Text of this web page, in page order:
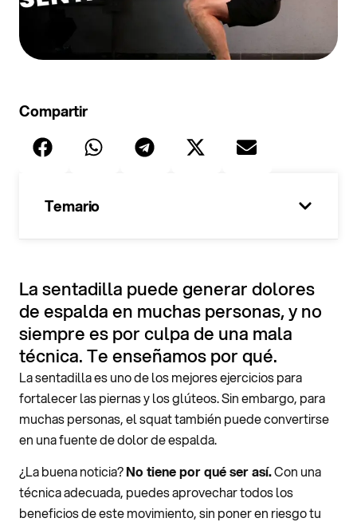
La sentadilla puede generar dolores
de espalda en muchas personas, y no
siempre es por culpa de una mala
técnica. Te enseñamos por qué.
La sentadilla es uno de los mejores ejercicios para
fortalecer las piernas y los glúteos. Sin embargo, para
muchas personas, el squat también puede convertirse
en una fuente de dolor de espalda.
¿La buena noticia?No tiene por qué ser así.Con una
técnica adecuada, puedes aprovechar todos los
beneficios de este movimiento, sin poner en riesgo tu
100%
Temario
Compartir